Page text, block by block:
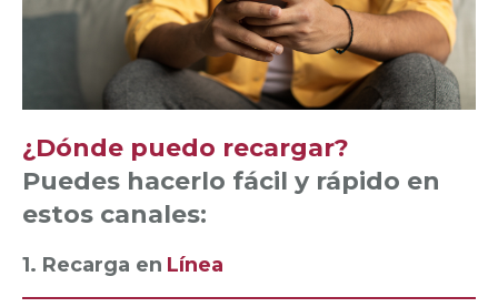
¿Dónde puedo recargar?
Puedes hacerlo fácil y rápido en
estos canales:
1. Recarga en Línea